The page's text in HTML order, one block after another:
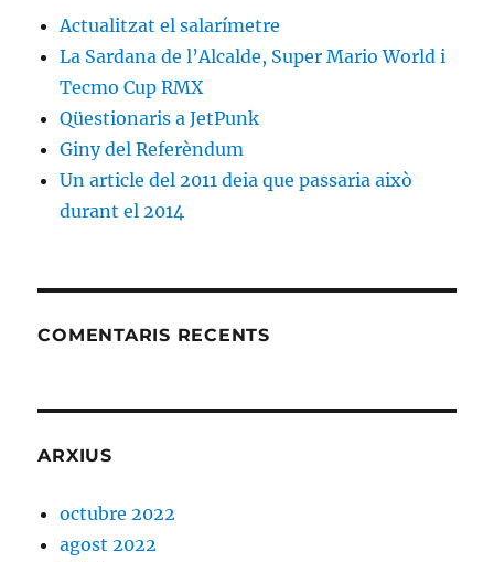
Actualitzat el salarímetre
La Sardana de l’Alcalde, Super Mario World i
Tecmo Cup RMX
Qüestionaris a JetPunk
Giny del Referèndum
Un article del 2011 deia que passaria això
durant el 2014
COMENTARIS RECENTS
ARXIUS
octubre 2022
agost 2022